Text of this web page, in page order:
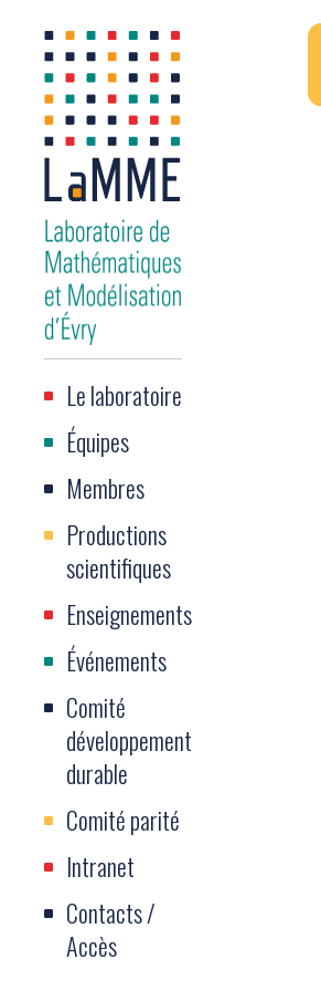
Le laboratoire
Équipes
Membres
Productions
scientifiques
Enseignements
Événements
Comité
développement
durable
Comité parité
Intranet
Contacts /
Accès